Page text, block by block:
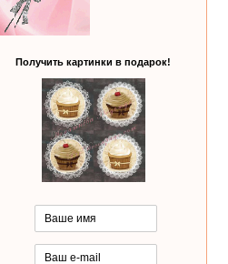
Получить картинки в подарок!